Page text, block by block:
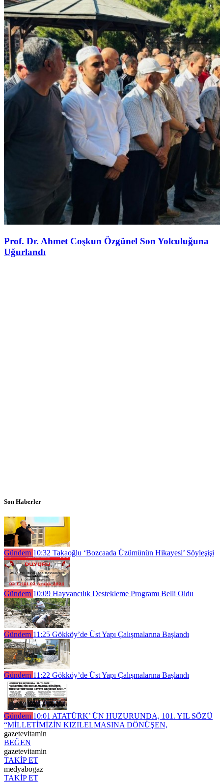
Prof. Dr. Ahmet Coşkun Özgünel Son Yolculuğuna
Uğurlandı
Son Haberler
Gündem 10:32 Takaoğlu ‘Bozcaada Üzümünün Hikayesi’ Söyleşişi
Gündem 10:09 Hayvancılık Destekleme Programı Belli Oldu
Gündem 11:25 Gökköy’de Üst Yapı Çalışmalarına Başlandı
Gündem 11:22 Gökköy’de Üst Yapı Çalışmalarına Başlandı
Gündem 10:01 ATATÜRK’ ÜN HUZURUNDA, 101. YIL SÖZÜ
“MİLLETİMİZİN KIZILELMASINA DÖNÜŞEN,
gazetevitamin
BEĞEN
gazetevitamin
TAKİP ET
medyabogaz
TAKİP ET